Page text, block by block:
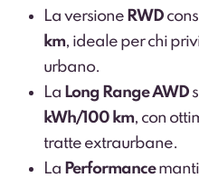
La versione RWD
km, ideale per chi
urbano.
La Long Range AWD
kWh/100 km, con
tratte extraurbane.
La Performance